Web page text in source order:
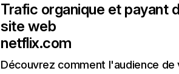
Trafic organique et payant
site web
netflix.com
Découvrez comment l'audience de